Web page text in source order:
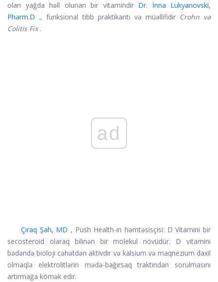
olan yağda həll olunan bir vitamindir Dr. İnna Lukyanovski,
Pharm.D ., funksional tibb praktikantı və müəllifidir Crohn və
Colitis Fix .
ad
Çıraq Şah, MD , Push Health-in həmtəsisçisi: D Vitamini bir
secosteroid olaraq bilinən bir molekul növüdür. D vitamini
bədəndə bioloji cəhətdən aktivdir və kalsium və maqnezium daxil
olmaqla elektrolitlərin mədə-bağırsaq traktından sorulmasını
artırmağa kömək edir.